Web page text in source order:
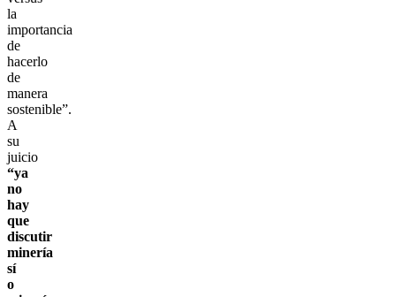
la
importancia
de
hacerlo
de
manera
sostenible”.
A
su
juicio
“ya
no
hay
que
discutir
minería
sí
o